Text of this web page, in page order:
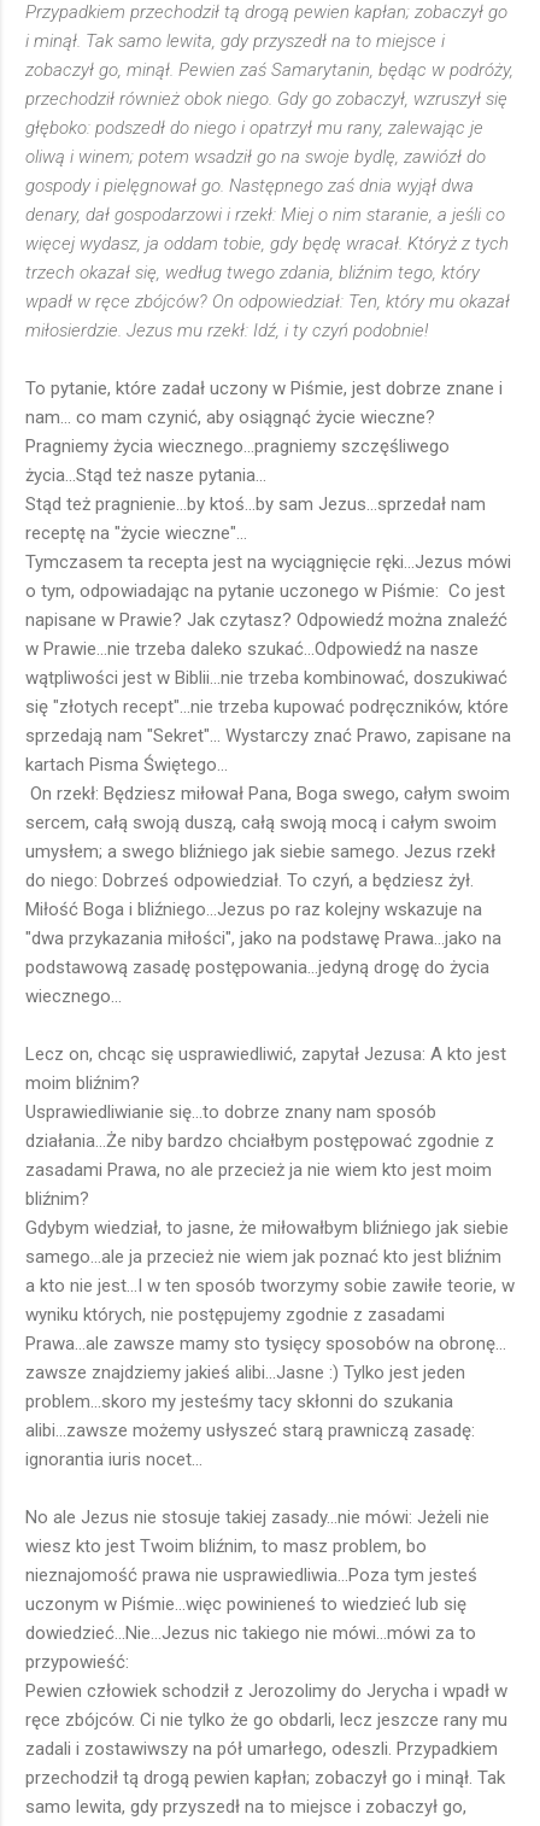
Przypadkiem przechodził tą drogą pewien kapłan; zobaczył go
i minął. Tak samo lewita, gdy przyszedł na to miejsce i
zobaczył go, minął. Pewien zaś Samarytanin, będąc w podróży,
przechodził również obok niego. Gdy go zobaczył, wzruszył się
głęboko: podszedł do niego i opatrzył mu rany, zalewając je
oliwą i winem; potem wsadził go na swoje bydlę, zawiózł do
gospody i pielęgnował go. Następnego zaś dnia wyjął dwa
denary, dał gospodarzowi i rzekł: Miej o nim staranie, a jeśli co
więcej wydasz, ja oddam tobie, gdy będę wracał. Któryż z tych
trzech okazał się, według twego zdania, bliźnim tego, który
wpadł w ręce zbójców? On odpowiedział: Ten, który mu okazał
miłosierdzie. Jezus mu rzekł: Idź, i ty czyń podobnie!
To pytanie, które zadał uczony w Piśmie, jest dobrze znane i
nam... co mam czynić, aby osiągnąć życie wieczne?
Pragniemy życia wiecznego...pragniemy szczęśliwego
życia...Stąd też nasze pytania...
Stąd też pragnienie...by ktoś...by sam Jezus...sprzedał nam
receptę na "życie wieczne"...
Tymczasem ta recepta jest na wyciągnięcie ręki...Jezus mówi
o tym, odpowiadając na pytanie uczonego w Piśmie: Co jest
napisane w Prawie? Jak czytasz? Odpowiedź można znaleźć
w Prawie...nie trzeba daleko szukać...Odpowiedź na nasze
wątpliwości jest w Biblii...nie trzeba kombinować, doszukiwać
się "złotych recept"...nie trzeba kupować podręczników, które
sprzedają nam "Sekret"... Wystarczy znać Prawo, zapisane na
kartach Pisma Świętego...
On rzekł: Będziesz miłował Pana, Boga swego, całym swoim
sercem, całą swoją duszą, całą swoją mocą i całym swoim
umysłem; a swego bliźniego jak siebie samego. Jezus rzekł
do niego: Dobrześ odpowiedział. To czyń, a będziesz żył.
Miłość Boga i bliźniego...Jezus po raz kolejny wskazuje na
"dwa przykazania miłości", jako na podstawę Prawa...jako na
podstawową zasadę postępowania...jedyną drogę do życia
wiecznego...
Lecz on, chcąc się usprawiedliwić, zapytał Jezusa: A kto jest
moim bliźnim?
Usprawiedliwianie się...to dobrze znany nam sposób
działania...Że niby bardzo chciałbym postępować zgodnie z
zasadami Prawa, no ale przecież ja nie wiem kto jest moim
bliźnim?
Gdybym wiedział, to jasne, że miłowałbym bliźniego jak siebie
samego...ale ja przecież nie wiem jak poznać kto jest bliźnim
a kto nie jest...I w ten sposób tworzymy sobie zawiłe teorie, w
wyniku których, nie postępujemy zgodnie z zasadami
Prawa...ale zawsze mamy sto tysięcy sposobów na obronę...
zawsze znajdziemy jakieś alibi...Jasne :) Tylko jest jeden
problem...skoro my jesteśmy tacy skłonni do szukania
alibi...zawsze możemy usłyszeć starą prawniczą zasadę:
ignorantia iuris nocet...
No ale Jezus nie stosuje takiej zasady...nie mówi: Jeżeli nie
wiesz kto jest Twoim bliźnim, to masz problem, bo
nieznajomość prawa nie usprawiedliwia...Poza tym jesteś
uczonym w Piśmie...więc powinieneś to wiedzieć lub się
dowiedzieć...Nie...Jezus nic takiego nie mówi...mówi za to
przypowieść:
Pewien człowiek schodził z Jerozolimy do Jerycha i wpadł w
ręce zbójców. Ci nie tylko że go obdarli, lecz jeszcze rany mu
zadali i zostawiwszy na pół umarłego, odeszli. Przypadkiem
przechodził tą drogą pewien kapłan; zobaczył go i minął. Tak
samo lewita, gdy przyszedł na to miejsce i zobaczył go,